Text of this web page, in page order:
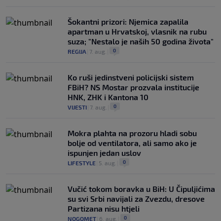
Šokantni prizori: Njemica zapalila
apartman u Hrvatskoj, vlasnik na rubu
suza; "Nestalo je naših 50 godina života"
REGIJA 7. aug. 0
Ko ruši jedinstveni policijski sistem
FBiH? NS Mostar prozvala institucije
HNK, ZHK i Kantona 10
VIJESTI 7. aug. 0
Mokra plahta na prozoru hladi sobu
bolje od ventilatora, ali samo ako je
ispunjen jedan uslov
LIFESTYLE 5. aug. 0
Vučić tokom boravka u BiH: U Čipuljićima
su svi Srbi navijali za Zvezdu, dresove
Partizana nisu htjeli
NOGOMET 6. aug. 0